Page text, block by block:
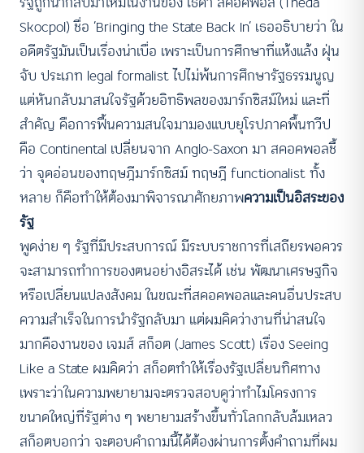
Skocpol) ชื่อ ‘Bringing the State Back In’ เธออธิบายว่า ใน
อดีตรัฐมันเป็นเรื่องน่าเบื่อ เพราะเป็นการศึกษาที่แห้งแล้ง ฝุ่น
จับ ประเภท legal formalist ไปไม่พ้นการศึกษารัฐธรรมนูญ
แต่หันกลับมาสนใจรัฐด้วยอิทธิพลของมาร์กซิสม์ใหม่ และที่
สำคัญ คือการฟื้นความสนใจมามองแบบยุโรปภาคพื้นทวีป
คือ Continental เปลี่ยนจาก Anglo-Saxon มา สคอคพอลชี้
ว่า จุดอ่อนของทฤษฎีมาร์กซิสม์ ทฤษฎี functionalist ทั้ง
หลาย ก็คือทำให้ต้องมาพิจารณาศักยภาพความเป็นอิสระของ
รัฐ
พูดง่าย ๆ รัฐที่มีประสบการณ์ มีระบบราชการที่เสถียรพอควร
จะสามารถทำการของตนอย่างอิสระได้ เช่น พัฒนาเศรษฐกิจ
หรือเปลี่ยนแปลงสังคม ในขณะที่สคอคพอลและคนอื่นประสบ
ความสำเร็จในการนำรัฐกลับมา แต่ผมคิดว่างานที่น่าสนใจ
มากคืองานของ เจมส์ สก็อต (James Scott) เรื่อง Seeing
Like a State ผมคิดว่า สก็อตทำให้เรื่องรัฐเปลี่ยนทิศทาง
เพราะว่าในความพยายามจะตรวจสอบดูว่าทำไมโครงการ
ขนาดใหญ่ที่รัฐต่าง ๆ พยายามสร้างขึ้นทั่วโลกกลับล้มเหลว
สก็อตบอกว่า จะตอบคำถามนี้ได้ต้องผ่านการตั้งคำถามที่ผม